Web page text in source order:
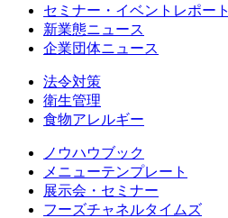
セミナー・イベントレポート
新業態ニュース
企業団体ニュース
法令対策
衛生管理
食物アレルギー
ノウハウブック
メニューテンプレート
展示会・セミナー
フーズチャネルタイムズ